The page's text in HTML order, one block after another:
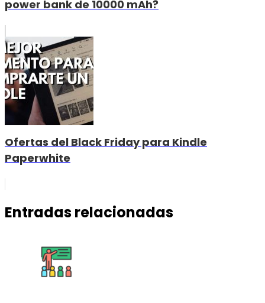
power bank de 10000 mAh?
Ofertas del Black Friday para Kindle
Paperwhite
Entradas relacionadas